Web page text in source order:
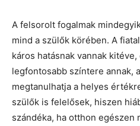
A felsorolt fogalmak
mind a szülők körében. A
káros hatásnak vannak
legfontosabb színtere annak,
megtanulhatja a helyes
szülők is felelősek, hiszen
szándéka, ha otthon egészen